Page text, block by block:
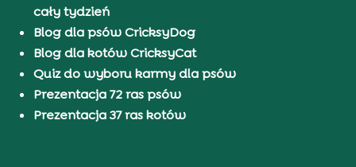
cały tydzień
Blog dla psów CricksyDog
Blog dla kotów CricksyCat
Quiz do wyboru karmy dla psów
Prezentacja 72 ras psów
Prezentacja 37 ras kotów